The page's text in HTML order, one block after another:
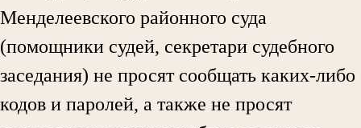
Менделеевского районного суда
(помощники судей, секретари судебного
заседания) не просят сообщать каких-либо
кодов и паролей, а также не просят